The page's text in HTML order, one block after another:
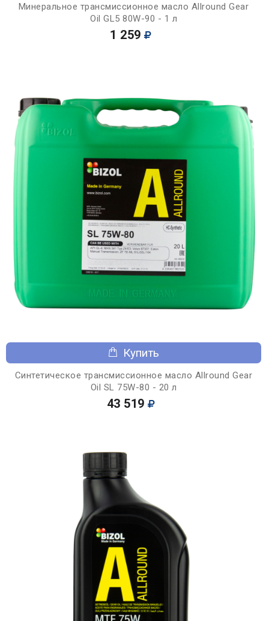
Минеральное трансмиссионное масло Allround Gear
Oil GL5 80W-90 - 1 л
1 259
Купить
Синтетическое трансмиссионное масло Allround Gear
Oil SL 75W-80 - 20 л
43 519